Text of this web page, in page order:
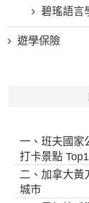
碧瑤語言
遊學保險
一、班夫國家
打卡景點 Top1
二、加拿大黃
城市